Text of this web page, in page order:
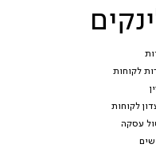
לקוחות
לקוחות
עסקה